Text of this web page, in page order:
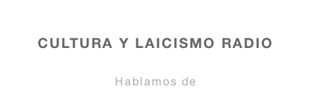
CULTURA Y LAICISMO RADIO
Hablamos de